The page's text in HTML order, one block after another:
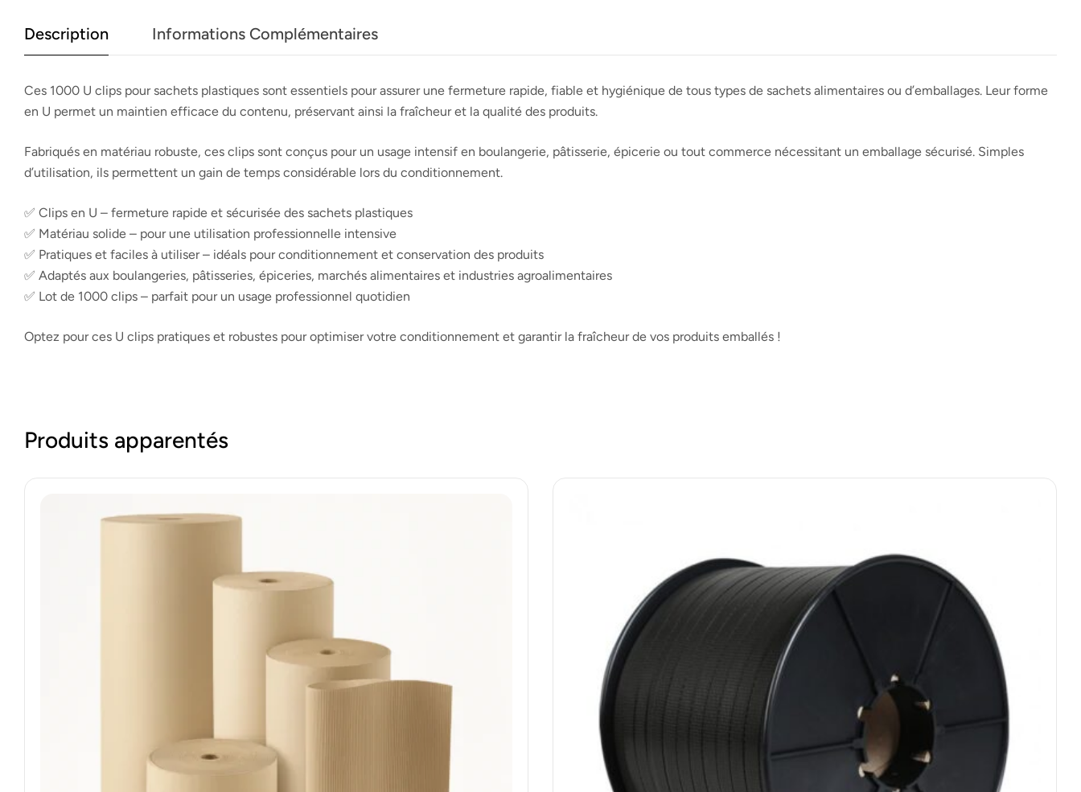
Description Informations Complémentaires
Ces 1000 U clips pour sachets plastiques sont essentiels pour assurer une fermeture rapide, fiable et hygiénique de tous types de sachets alimentaires ou d’emballages. Leur forme
en U permet un maintien efficace du contenu, préservant ainsi la fraîcheur et la qualité des produits.
Fabriqués en matériau robuste, ces clips sont conçus pour un usage intensif en boulangerie, pâtisserie, épicerie ou tout commerce nécessitant un emballage sécurisé. Simples
d’utilisation, ils permettent un gain de temps considérable lors du conditionnement.
✅ Clips en U – fermeture rapide et sécurisée des sachets plastiques
✅ Matériau solide – pour une utilisation professionnelle intensive
✅ Pratiques et faciles à utiliser – idéals pour conditionnement et conservation des produits
✅ Adaptés aux boulangeries, pâtisseries, épiceries, marchés alimentaires et industries agroalimentaires
✅ Lot de 1000 clips – parfait pour un usage professionnel quotidien
Optez pour ces U clips pratiques et robustes pour optimiser votre conditionnement et garantir la fraîcheur de vos produits emballés !
Produits apparentés